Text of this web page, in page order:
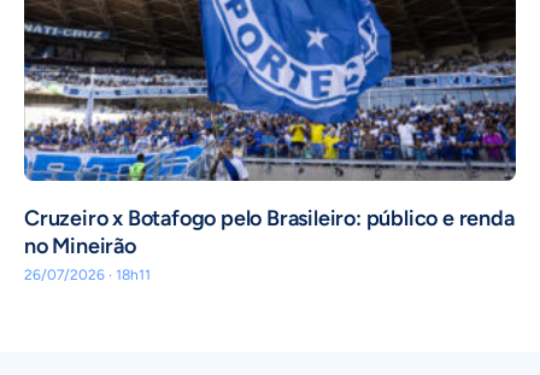
Cruzeiro x Botafogo pelo Brasileiro: público e renda
no Mineirão
26/07/2026 · 18h11